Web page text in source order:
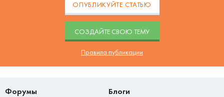
ОПУБЛИКУЙТЕ СТАТЬЮ
CОЗДАЙТЕ СВОЮ ТЕМУ
Правила публикации
Форумы Блоги